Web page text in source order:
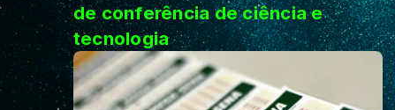
de conferência de ciência e
tecnologia